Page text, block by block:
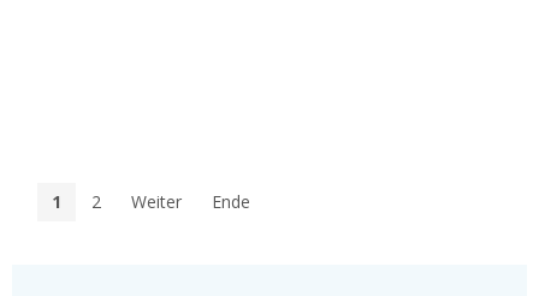
1 2 Weiter Ende